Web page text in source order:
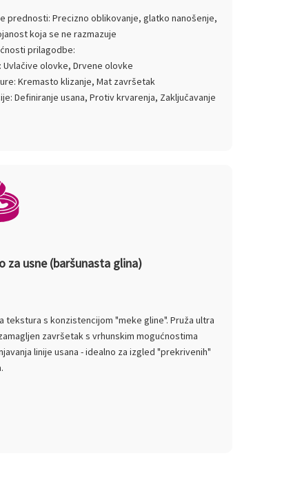
prednosti: Precizno oblikovanje, glatko nanošenje,
koja se ne razmazuje
prilagodbe:
Uvlačive olovke, Drvene olovke
Kremasto klizanje, Mat završetak
Definiranje usana, Protiv krvarenja, Zaključavanje
za usne (baršunasta glina)
tekstura s konzistencijom "meke gline". Pruža ultra
završetak s vrhunskim mogućnostima
linije usana - idealno za izgled "prekrivenih"